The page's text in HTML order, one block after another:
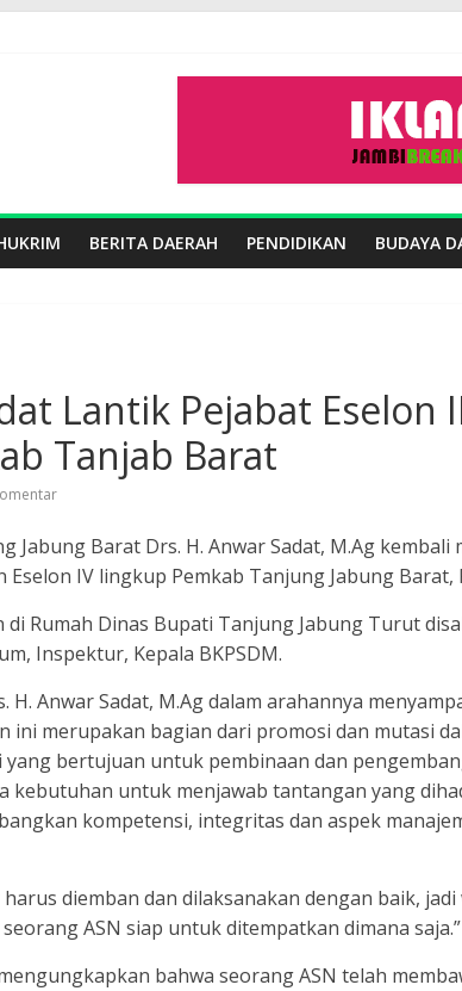
BERITA DAERAH PENDIDIKAN BUDAYA
Lantik Pejabat Eselon
Tanjab Barat
Jabung Barat Drs. H. Anwar Sadat, M.Ag kembali
IV lingkup Pemkab Tanjung Jabung Barat,
Rumah Dinas Bupati Tanjung Jabung Turut
Inspektur, Kepala BKPSDM.
Anwar Sadat, M.Ag dalam arahannya
ini merupakan bagian dari promosi dan mutasi
bertujuan untuk pembinaan dan
kebutuhan untuk menjawab tantangan yang
kompetensi, integritas dan aspek
diemban dan dilaksanakan dengan baik,
ASN siap untuk ditempatkan dimana
bahwa seorang ASN telah